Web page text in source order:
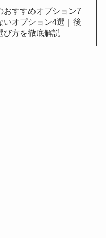
おすすめオプション7
いオプション4選｜後
び方を徹底解説